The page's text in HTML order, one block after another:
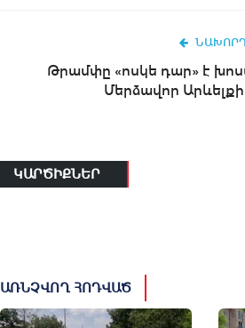
Թրամփը «ոսկե դար» է
Մերձավոր
ԿԱՐԾԻՔՆԵՐ
ԱՌՆՉՎՈՂ ՀՈԴՎԱԾ